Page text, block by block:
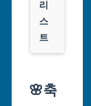
인
리
스
트
리
🌸축